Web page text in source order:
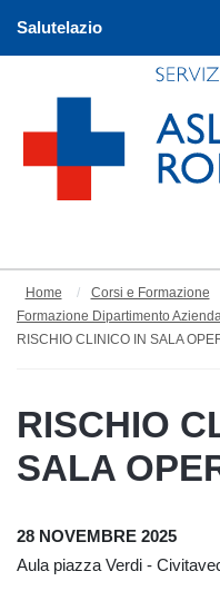
Salutelazio
Home
Corsi e Formazione
Formazione Dipartimento
RISCHIO CLINICO IN SALA
RISCHIO
SALA
28 NOVEMBRE 2025
Aula piazza Verdi -